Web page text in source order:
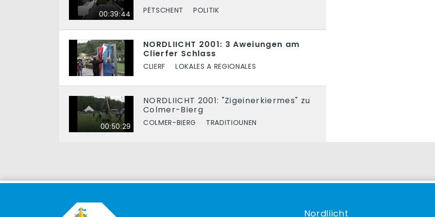
00:39:44 PËTSCHENT POLITIK
NORDLIICHT 2001: 3 Aweiungen am
Clierfer Schlass
CLIERF LOKALES A REGIONALES
00:50:29
NORDLIICHT 2001: "Zigeinerkiermes" zu
Colmer-Bierg
COLMER-BIERG TRADITIOUNEN
Nordliicht